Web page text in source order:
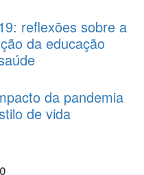
reflexões sobre a
da educação
da pandemia
de vida